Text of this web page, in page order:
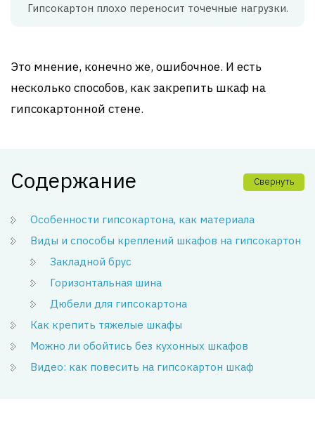
Гипсокартон плохо переносит точечные нагрузки.
Это мнение, конечно же, ошибочное. И есть
несколько способов, как закрепить шкаф на
гипсокартонной стене.
Содержание Свернуть
Особенности гипсокартона, как материала
Виды и способы креплений шкафов на гипсокартон
Закладной брус
Горизонтальная шина
Дюбели для гипсокартона
Как крепить тяжелые шкафы
Можно ли обойтись без кухонных шкафов
Видео: как повесить на гипсокартон шкаф